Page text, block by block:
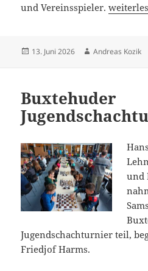
und Vereinsspieler.4.
Veröffentlicht
13. Juni 2026 Autor
Andreas Kozik
Buxtehuder
und
Jugendschachturnier teil,
Friedjof Harms.